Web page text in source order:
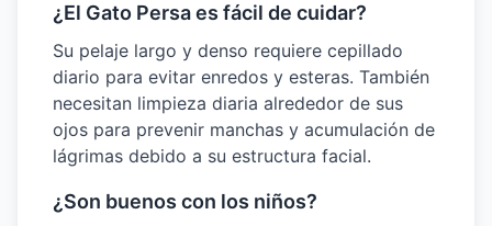
¿El Gato Persa es fácil de cuidar?
Su pelaje largo y denso requiere cepillado
diario para evitar enredos y esteras. También
necesitan limpieza diaria alrededor de sus
ojos para prevenir manchas y acumulación de
lágrimas debido a su estructura facial.
¿Son buenos con los niños?